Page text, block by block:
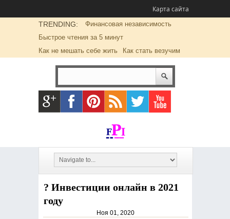
Карта сайта
TRENDING:
Финансовая независимость
Быстрое чтения за 5 минут
Как не мешать себе жить
Как стать везучим
? Инвестиции онлайн в 2021
году
Ноя 01, 2020